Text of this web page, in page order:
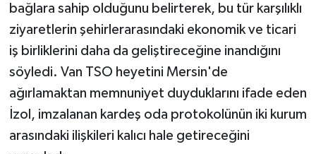
bağlara sahip olduğunu belirterek, bu tür karşılıklı
ziyaretlerin şehirlerarasındaki ekonomik ve ticari
iş birliklerini daha da geliştireceğine inandığını
söyledi. Van TSO heyetini Mersin'de
ağırlamaktan memnuniyet duyduklarını ifade eden
İzol, imzalanan kardeş oda protokolünün iki kurum
arasındaki ilişkileri kalıcı hale getireceğini